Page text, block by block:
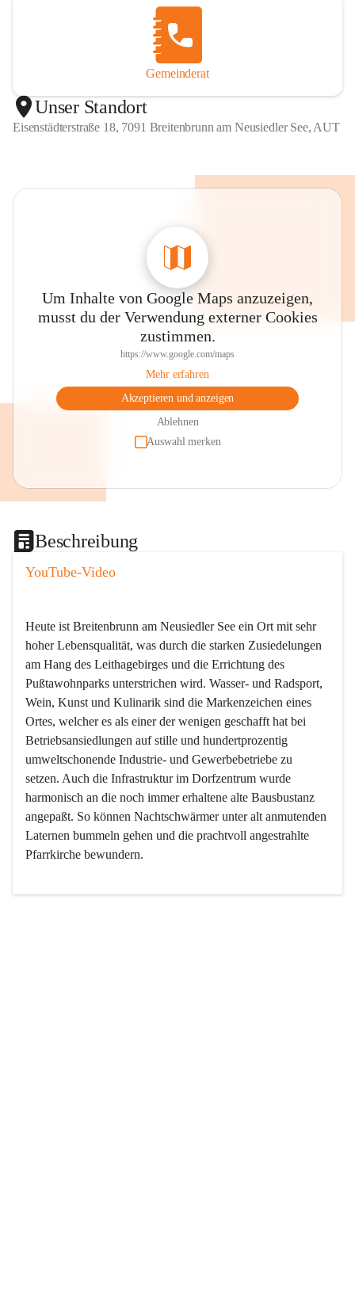
Gemeinderat
Unser Standort
Eisenstädterstraße 18, 7091 Breitenbrunn am Neusiedler See, AUT
Um Inhalte von Google Maps anzuzeigen,
musst du der Verwendung externer Cookies
zustimmen.
https://www.google.com/maps
Mehr erfahren
Akzeptieren und anzeigen
Ablehnen
Auswahl merken
Beschreibung
YouTube-Video
Heute ist Breitenbrunn am Neusiedler See ein Ort mit sehr
hoher Lebensqualität, was durch die starken Zusiedelungen
am Hang des Leithagebirges und die Errichtung des
Pußtawohnparks unterstrichen wird. Wasser- und Radsport,
Wein, Kunst und Kulinarik sind die Markenzeichen eines
Ortes, welcher es als einer der wenigen geschafft hat bei
Betriebsansiedlungen auf stille und hundertprozentig
umweltschonende Industrie- und Gewerbebetriebe zu
setzen. Auch die Infrastruktur im Dorfzentrum wurde
harmonisch an die noch immer erhaltene alte Bausbustanz
angepaßt. So können Nachtschwärmer unter alt anmutenden
Laternen bummeln gehen und die prachtvoll angestrahlte
Pfarrkirche bewundern.
Der Weinbau dominert heute nicht mehr, ist aber integrativer